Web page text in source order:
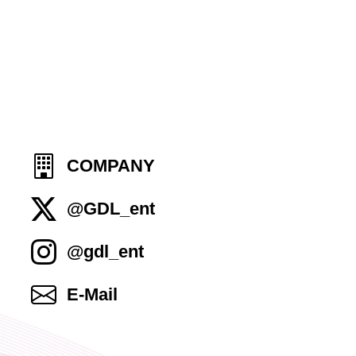
COMPANY
@GDL_ent
@gdl_ent
E-Mail